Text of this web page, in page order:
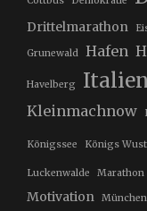
Drittelmarathon
Grunewald Hafen
Havelberg
Kleinmachnow
Königssee Königs
Luckenwalde Marathon
Motivation München